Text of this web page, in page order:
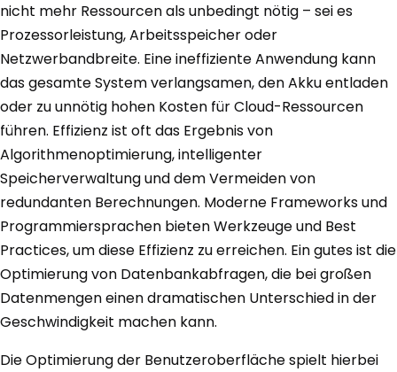
nicht mehr Ressourcen als unbedingt nötig – sei es
Prozessorleistung, Arbeitsspeicher oder
Netzwerbandbreite. Eine ineffiziente Anwendung kann
das gesamte System verlangsamen, den Akku entladen
oder zu unnötig hohen Kosten für Cloud-Ressourcen
führen. Effizienz ist oft das Ergebnis von
Algorithmenoptimierung, intelligenter
Speicherverwaltung und dem Vermeiden von
redundanten Berechnungen. Moderne Frameworks und
Programmiersprachen bieten Werkzeuge und Best
Practices, um diese Effizienz zu erreichen. Ein gutes ist die
Optimierung von Datenbankabfragen, die bei großen
Datenmengen einen dramatischen Unterschied in der
Geschwindigkeit machen kann.
Die Optimierung der Benutzeroberfläche spielt hierbei